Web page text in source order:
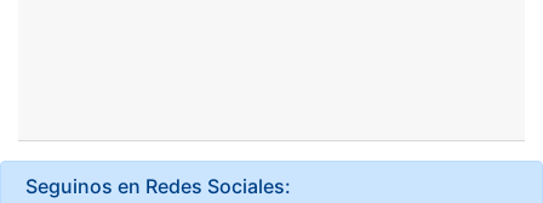
Seguinos en Redes Sociales: